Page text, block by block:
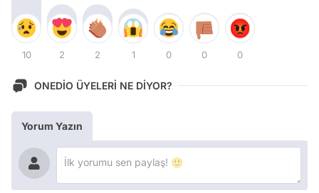
10 2 2 1 0 0 0
ONEDİO ÜYELERİ NE DİYOR?
Yorum Yazın